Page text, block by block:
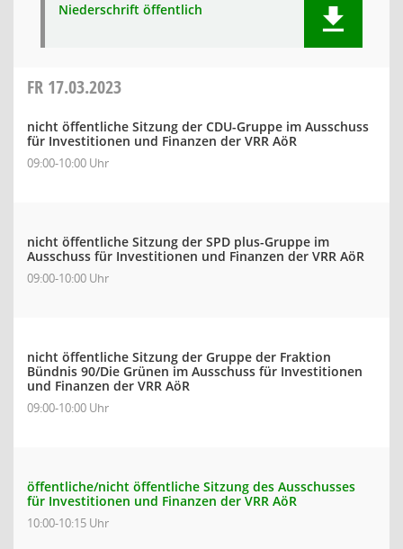
Niederschrift öffentlich
FR 17.03.2023
nicht öffentliche Sitzung der CDU-Gruppe im Ausschuss
für Investitionen und Finanzen der VRR AöR
09:00-10:00 Uhr
nicht öffentliche Sitzung der SPD plus-Gruppe im
Ausschuss für Investitionen und Finanzen der VRR AöR
09:00-10:00 Uhr
nicht öffentliche Sitzung der Gruppe der Fraktion
Bündnis 90/Die Grünen im Ausschuss für Investitionen
und Finanzen der VRR AöR
09:00-10:00 Uhr
öffentliche/nicht öffentliche Sitzung des Ausschusses
für Investitionen und Finanzen der VRR AöR
10:00-10:15 Uhr